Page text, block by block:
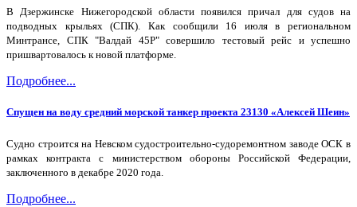
В Дзержинске Нижегородской области появился причал для судов на
подводных крыльях (СПК). Как сообщили 16 июля в региональном
Минтрансе, СПК "Валдай 45Р" совершило тестовый рейс и успешно
пришвартовалось к новой платформе.
Подробнее...
Спущен на воду средний морской танкер проекта 23130 «Алексей Шеин»
Судно строится на Невском судостроительно-судоремонтном заводе ОСК в
рамках контракта с министерством обороны Российской Федерации,
заключенного в декабре 2020 года.
Подробнее...